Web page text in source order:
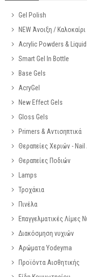
Gel Polish
NEW Άνοιξη /
Acrylic Powders &
Smart Gel In Bottle
Base Gels
AcryGel
New Effect Gels
Gloss Gels
Primers & Αντισηπτικά
Θεραπείες Χεριών -
Θεραπείες Ποδιών
Lamps
Τροχάκια
Πινέλα
Επαγγελματικές Λίμες
Διακόσμηση νυχιών
Αρώματα Yodeyma
Προϊόντα Αισθητικής